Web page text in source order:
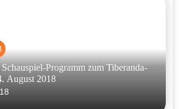
Schauspiel-Programm zum Tiberanda-
August 2018